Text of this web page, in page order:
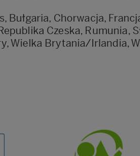
Bułgaria, Chorwacja,
Czeska, Rumunia,
Wielka Brytania/Irlandia,